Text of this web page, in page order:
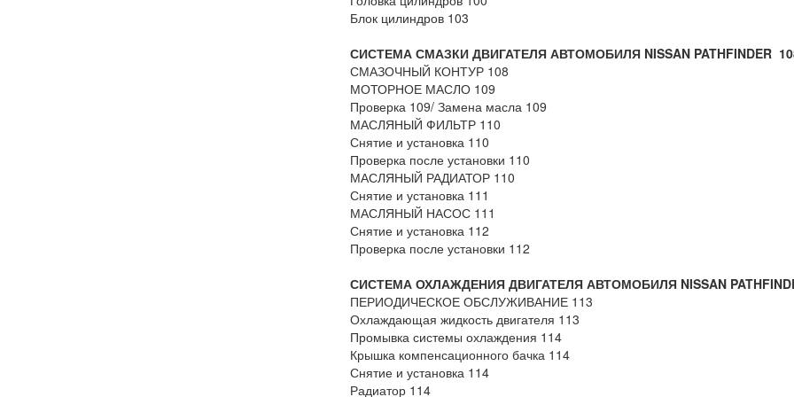
Блок цилиндров 103
СИСТЕМА СМАЗКИ ДВИГАТЕЛЯ АВТОМОБИЛЯ NISSAN PATHFINDER
СМАЗОЧНЫЙ КОНТУР 108
МОТОРНОЕ МАСЛО 109
Проверка 109/ Замена масла 109
МАСЛЯНЫЙ ФИЛЬТР 110
Снятие и установка 110
Проверка после установки 110
МАСЛЯНЫЙ РАДИАТОР 110
Снятие и установка 111
МАСЛЯНЫЙ НАСОС 111
Снятие и установка 112
Проверка после установки 112
СИСТЕМА ОХЛАЖДЕНИЯ ДВИГАТЕЛЯ АВТОМОБИЛЯ NISSAN
ПЕРИОДИЧЕСКОЕ ОБСЛУЖИВАНИЕ 113
Охлаждающая жидкость двигателя 113
Промывка системы охлаждения 114
Крышка компенсационного бачка 114
Снятие и установка 114
Радиатор 114